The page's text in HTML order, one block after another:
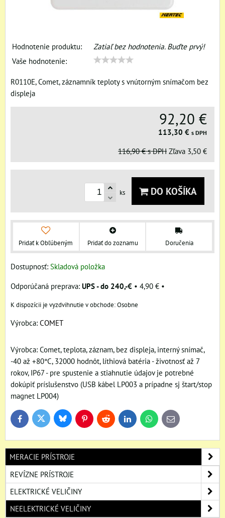
Hodnotenie produktu:
Zatiaľ bez hodnotenia. Buďte prvý!
Vaše hodnotenie:
R0110E, Comet, záznamník teploty s vnútorným snímačom bez
displeja
92,20 €
113,30 € s DPH
116,90 € s DPH Zľava 3,50 €
ks DO KOŠÍKA
Pridať k Obľúbeným Pridať do zoznamu Doručenia
Dostupnosť: Skladová položka
UPS - do 240,-€ • 4,90 € •
Osobne
Výrobca: COMET
Výrobca: Comet, teplota, záznam, bez displeja, interný snímač,
-40 až +80°C, 32000 hodnôt, líthiová batéria - životnosť až 7
rokov, IP67 - pre spustenie a stiahnutie údajov je potrebné
dokúpiť príslušenstvo (USB kábel LP003 a prípadne sj štart/stop
magnet LP004)
FacebookTwitter BlueskyPinterestReddit LinkedInWhatsApp
E-
mail
MERACIE PRÍSTROJE
REVÍZNE PRÍSTROJE
ELEKTRICKÉ VELIČINY
NEELEKTRICKÉ VELIČINY